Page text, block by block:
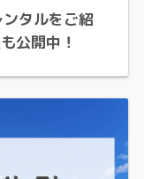
タルをご紹
公開中！